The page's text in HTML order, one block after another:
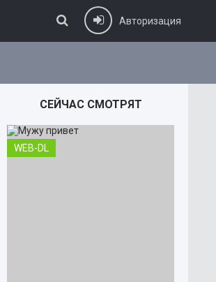
Авторизация
СЕЙЧАС СМОТРЯТ
WEB-DL